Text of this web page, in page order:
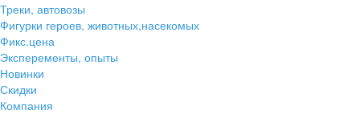
Треки, автовозы
Фигурки героев, животных,насекомых
Фикс.цена
Эксперементы, опыты
Новинки
Скидки
Компания